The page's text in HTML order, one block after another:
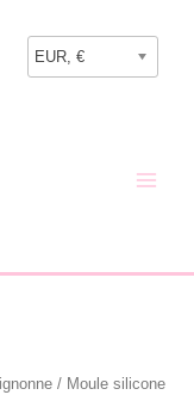
EUR, €
/ Moule silicone